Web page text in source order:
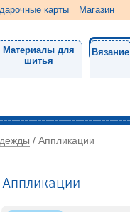
карты Магазин
Материалы для
шитья
Вязание
/ Аппликации
Аппликации